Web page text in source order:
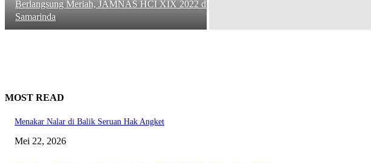
Berlangsung Meriah, JAMNAS HCI XIX 2022 di
Samarinda
MOST READ
Menakar Nalar di Balik Seruan Hak Angket
Mei 22, 2026